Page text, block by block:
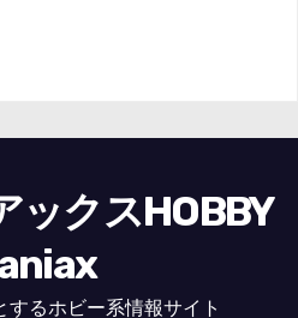
ックスHOBBY
るホビー系情報サイト